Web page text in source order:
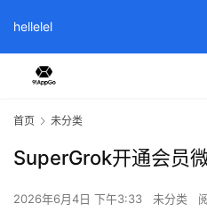
首页 未分类
SuperGrok开通会员
2026年6月4日 下午3:33 未分类
hellelel